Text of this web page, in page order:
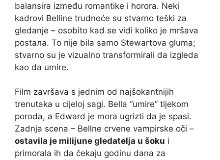
balansira između romantike i horora. Neki
kadrovi Belline trudnoće su stvarno teški za
gledanje – osobito kad se vidi koliko je mršava
postала. To nije bila samo Stewartova gluma;
stvarno su je vizualno transformirali da izgleda
kao da umire.
Film završava s jednim od najšokantnijih
trenutaka u cijeloj sagi. Bella “umire” tijekom
poroda, a Edward je mora ugrizti da je spasi.
Zadnja scena – Bellne crvene vampirske oči –
ostavila je milijune gledatelja u šoku i
primorala ih da čekaju godinu dana za